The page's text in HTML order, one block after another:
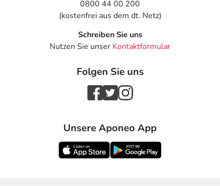
0800 44 00 200
(kostenfrei aus dem dt. Netz)
Schreiben Sie uns
Nutzen Sie unser Kontaktformular
Folgen Sie uns
Unsere Aponeo App